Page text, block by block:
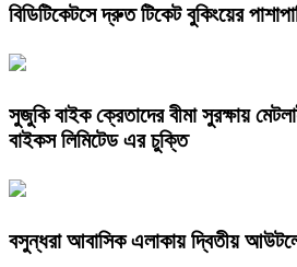
বিডিটিকেটসে দ্রুত টিকেট বুকিংয়ের
সুজুকি বাইক ক্রেতাদের বীমা সুরক্ষায়
বাইকস লিমিটেড এর চুক্তি
বসুন্ধরা আবাসিক এলাকায় দ্বিতীয়